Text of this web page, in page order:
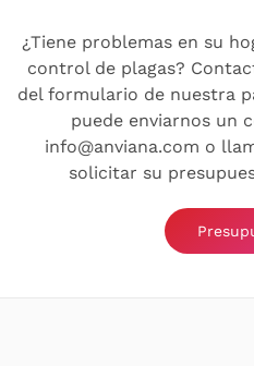
¿Tiene problemas en su
control de plagas?
del formulario de nuestra
puede enviarnos un
info@anviana.com o
solicitar su